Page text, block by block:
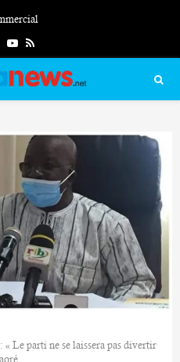
TwitterYoutube
Rss
« Le parti ne se laissera pas divertir